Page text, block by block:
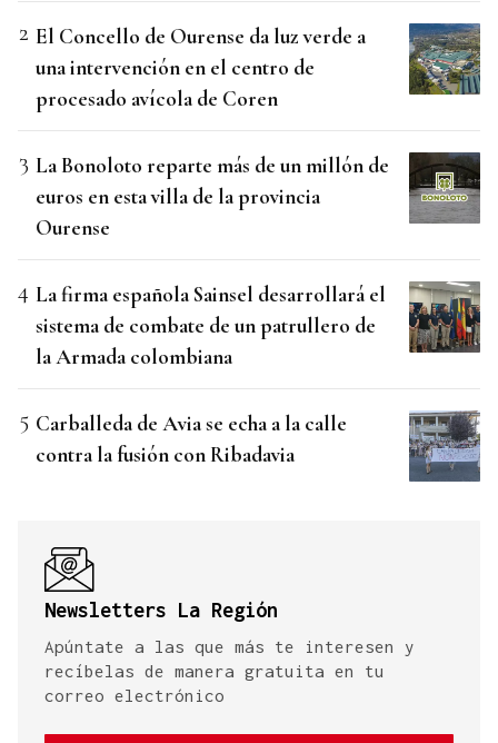
El Concello de Ourense da luz verde a
una intervención en el centro de
procesado avícola de Coren
La Bonoloto reparte más de un millón de
euros en esta villa de la provincia
Ourense
La firma española Sainsel desarrollará el
sistema de combate de un patrullero de
la Armada colombiana
Carballeda de Avia se echa a la calle
contra la fusión con Ribadavia
Newsletters La Región
Apúntate a las que más te interesen y
recíbelas de manera gratuita en tu
correo electrónico